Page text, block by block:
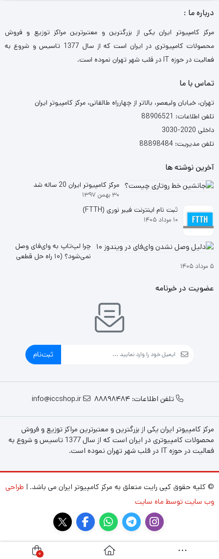
درباره ما :
مرکز کامپیوتر ایران یکی از بزرگترین و معتبرترین مراکز توزیع و فروش
محصولات کامپیوتری در ایران است که از سال 1377 تاسیس و شروع به
فعالیت در حوزه IT در قلب شهر تهران نموده است.
تماس با ما
تهران، خیابان ولیعصر، بالاتر از چهارراه طالقانی، مرکز کامپیوتر ایران
تلفن اطلاعات: 88906521
داخلی 2020-3030
تلفن مدیریت: 88898484
آخرین نوشته ها
مرکز کامپیوتر ایران 20 ساله شد
۳۰ بهمن ۱۳۹۷
ثبت نام اینترنت فیبر نوری (FTTH)
۱۰ مرداد ۱۴۰۵
چرا لپ‌تاپ به وای‌فای وصل
نمی‌شود؟ (۱۰ راه حل قطعی
۵ مرداد ۱۴۰۵
عضویت در خبرنامه
ثبت‌نام
تلفن اطلاعات: 88898484 info@iccshop.ir
مرکز کامپیوتر ایران یکی از بزرگترین و معتبرترین مراکز توزیع و فروش
محصولات کامپیوتری در ایران است که از سال 1377 تاسیس و شروع به
فعالیت در حوزه IT در قلب شهر تهران نموده است.
© کلیه حقوق کپی رایت متعلق به مرکز کامپیوتر ایران می باشد. | طراحی
وب سایت توسط ماه سایت
0